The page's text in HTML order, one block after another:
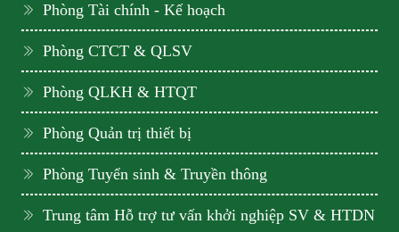
Phòng Tài chính - Kế hoạch
Phòng CTCT & QLSV
Phòng QLKH & HTQT
Phòng Quản trị thiết bị
Phòng Tuyển sinh & Truyền thông
Trung tâm Hỗ trợ tư vấn khởi nghiệp SV & HTDN